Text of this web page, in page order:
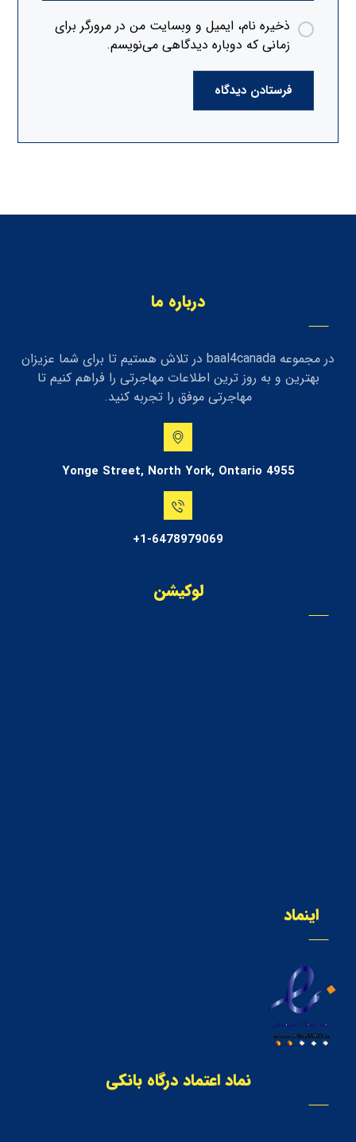
ذخیره نام، ایمیل و وبسایت من در مرورگر برای
زمانی که دوباره دیدگاهی می‌نویسم.
فرستادن دیدگاه
درباره ما
در مجموعه baal4canada در تلاش هستیم تا برای شما عزیزان
بهترین و به روز ترین اطلاعات مهاجرتی را فراهم کنیم تا
مهاجرتی موفق را تجربه کنید.
4955 Yonge Street, North York, Ontario
1-6478979069+
لوکیشن
اینماد
نماد اعتماد درگاه بانکی